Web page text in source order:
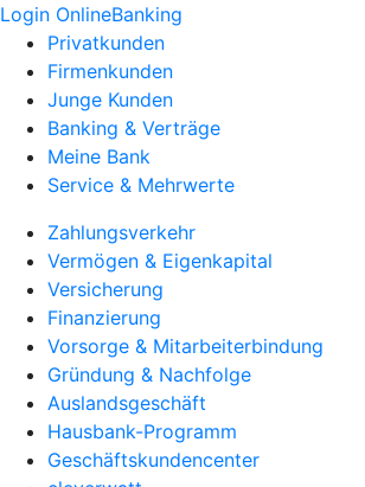
Login OnlineBanking
Privatkunden
Firmenkunden
Junge Kunden
Banking & Verträge
Meine Bank
Service & Mehrwerte
Zahlungsverkehr
Vermögen & Eigenkapital
Versicherung
Finanzierung
Vorsorge & Mitarbeiterbindung
Gründung & Nachfolge
Auslandsgeschäft
Hausbank-Programm
Geschäftskundencenter